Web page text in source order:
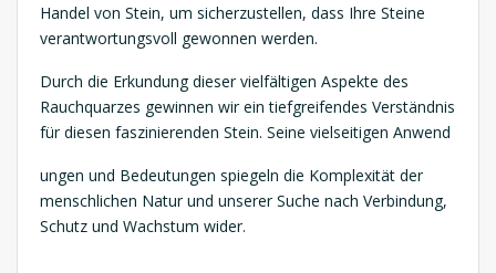
Handel von Stein, um sicherzustellen, dass Ihre Steine
verantwortungsvoll gewonnen werden.
Durch die Erkundung dieser vielfältigen Aspekte des
Rauchquarzes gewinnen wir ein tiefgreifendes Verständnis
für diesen faszinierenden Stein. Seine vielseitigen Anwend
ungen und Bedeutungen spiegeln die Komplexität der
menschlichen Natur und unserer Suche nach Verbindung,
Schutz und Wachstum wider.